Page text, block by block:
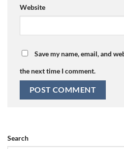
Website
Save my name, email, and
the next time I comment.
Search